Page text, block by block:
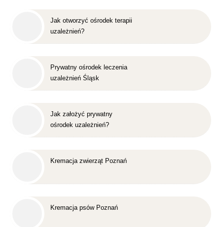
Jak otworzyć ośrodek terapii
uzależnień?
Prywatny ośrodek leczenia
uzależnień Śląsk
Jak założyć prywatny
ośrodek uzależnień?
Kremacja zwierząt Poznań
Kremacja psów Poznań